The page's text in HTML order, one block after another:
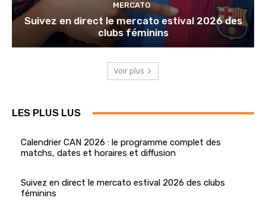
MERCATO
Suivez en direct le mercato estival 2026 des
clubs féminins
Voir plus
LES PLUS LUS
Calendrier CAN 2026 : le programme complet des
matchs, dates et horaires et diffusion
Suivez en direct le mercato estival 2026 des clubs
féminins